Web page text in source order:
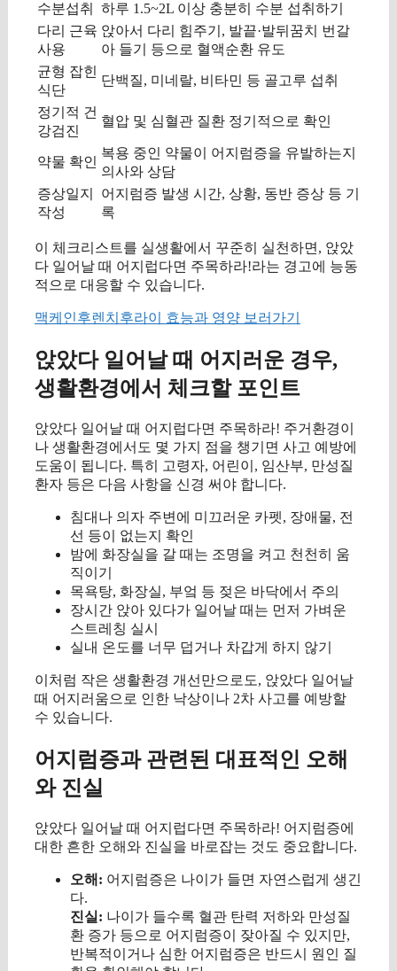
수분섭취
하루 1.5~2L 이상 충분히 수분 섭취하기
다리 근육
사용
앉아서 다리 힘주기, 발끝·발뒤꿈치 번갈
아 들기 등으로 혈액순환 유도
균형 잡힌
식단
단백질, 미네랄, 비타민 등 골고루 섭취
정기적 건
강검진
혈압 및 심혈관 질환 정기적으로 확인
약물 확인
복용 중인 약물이 어지럼증을 유발하는지
의사와 상담
증상일지
작성
어지럼증 발생 시간, 상황, 동반 증상 등 기
록
이 체크리스트를 실생활에서 꾸준히 실천하면, 앉았
다 일어날 때 어지럽다면 주목하라!라는 경고에 능동
적으로 대응할 수 있습니다.
맥케인후렌치후라이 효능과 영양 보러가기
앉았다 일어날 때 어지러운 경우,
생활환경에서 체크할 포인트
앉았다 일어날 때 어지럽다면 주목하라! 주거환경이
나 생활환경에서도 몇 가지 점을 챙기면 사고 예방에
도움이 됩니다. 특히 고령자, 어린이, 임산부, 만성질
환자 등은 다음 사항을 신경 써야 합니다.
침대나 의자 주변에 미끄러운 카펫, 장애물, 전
선 등이 없는지 확인
밤에 화장실을 갈 때는 조명을 켜고 천천히 움
직이기
목욕탕, 화장실, 부엌 등 젖은 바닥에서 주의
장시간 앉아 있다가 일어날 때는 먼저 가벼운
스트레칭 실시
실내 온도를 너무 덥거나 차갑게 하지 않기
이처럼 작은 생활환경 개선만으로도, 앉았다 일어날
때 어지러움으로 인한 낙상이나 2차 사고를 예방할
수 있습니다.
어지럼증과 관련된 대표적인 오해
와 진실
앉았다 일어날 때 어지럽다면 주목하라! 어지럼증에
대한 흔한 오해와 진실을 바로잡는 것도 중요합니다.
오해: 어지럼증은 나이가 들면 자연스럽게 생긴
다.
진실: 나이가 들수록 혈관 탄력 저하와 만성질
환 증가 등으로 어지럼증이 잦아질 수 있지만,
반복적이거나 심한 어지럼증은 반드시 원인 질